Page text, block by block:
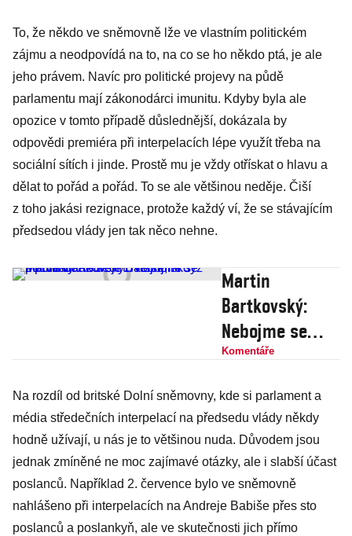
To, že někdo ve sněmovně lže ve vlastním politickém
zájmu a neodpovídá na to, na co se ho někdo ptá, je ale
jeho právem. Navíc pro politické projevy na půdě
parlamentu mají zákonodárci imunitu. Kdyby byla ale
opozice v tomto případě důslednější, dokázala by
odpovědi premiéra při interpelacích lépe využít třeba na
sociální sítích i jinde. Prostě mu je vždy otřískat o hlavu a
dělat to pořád a pořád. To se ale většinou neděje. Čiší
z toho jakási rezignace, protože každý ví, že se stávajícím
předsedou vlády jen tak něco nehne.
Martin
Bartkovský:
Nebojme se
pochválit
i když mu
ve vládě sedí to
nejhorší
z politiky
Komentáře
Na rozdíl od britské Dolní sněmovny, kde si parlament a
média středečních interpelací na předsedu vlády někdy
hodně užívají, u nás je to většinou nuda. Důvodem jsou
jednak zmíněné ne moc zajímavé otázky, ale i slabší účast
poslanců. Například 2. července bylo ve sněmovně
nahlášeno při interpelacích na Andreje Babiše přes sto
poslanců a poslankyň, ale ve skutečnosti jich přímo